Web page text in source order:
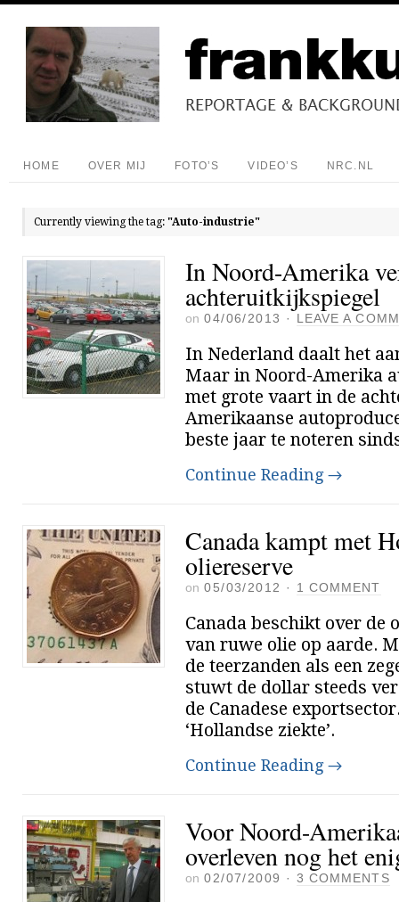
HOME OVER MIJ FOTO’S VIDEO’S NRC.NL
Currently viewing the tag: "Auto-industrie"
In Noord-Amerika
achteruitkijkspiegel
on 04/06/2013 · LEAVE A
In Nederland daalt het
Maar in Noord-Amerika
met grote vaart in de
Amerikaanse
beste jaar te noteren
Continue Reading→
Canada kampt met
oliereserve
on 05/03/2012 · 1 COMMENT
Canada beschikt over de
van ruwe olie op aarde.
de teerzanden als een
stuwt de dollar steeds
de Canadese
‘Hollandse ziekte’.
Continue Reading→
Voor Noord-
overleven nog het
on 02/07/2009 · 3 COMMENTS